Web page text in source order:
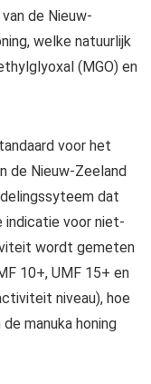
de Nieuw-
welke natuurlijk
(MGO) en
voor het
de Nieuw-Zeeland
dat
indicatie voor niet-
wordt gemeten
10+, UMF 15+ en
niveau), hoe
manuka honing